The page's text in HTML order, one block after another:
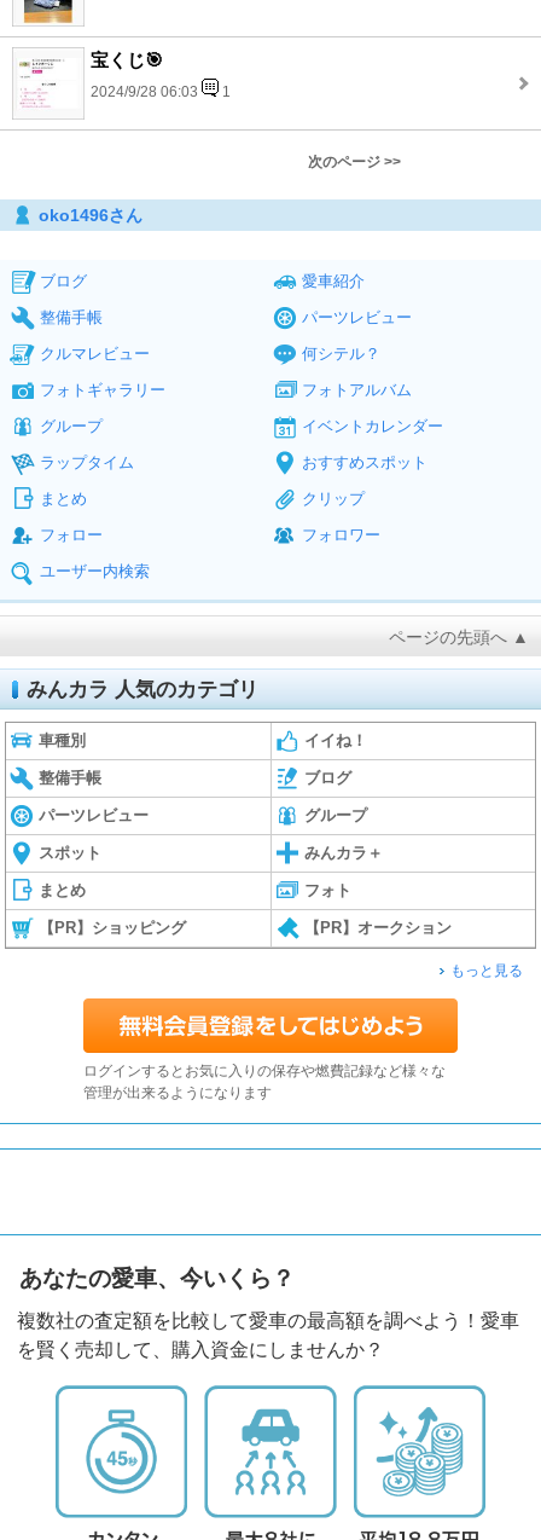
宝くじ🎯
2024/9/28 06:03 1
次のページ >>
oko1496さん
ブログ
愛車紹介
整備手帳
パーツレビュー
クルマレビュー
何シテル？
フォトギャラリー
フォトアルバム
グループ
イベントカレンダー
ラップタイム
おすすめスポット
まとめ
クリップ
フォロー
フォロワー
ユーザー内検索
ページの先頭へ ▲
みんカラ 人気のカテゴリ
車種別 イイね！
整備手帳 ブログ
パーツレビュー グループ
スポット みんカラ＋
まとめ フォト
【PR】ショッピング 【PR】オークション
もっと見る
ログインするとお気に入りの保存や燃費記録など様々な
管理が出来るようになります
あなたの愛車、今いくら？
複数社の査定額を比較して愛車の最高額を調べよう！愛車
を賢く売却して、購入資金にしませんか？